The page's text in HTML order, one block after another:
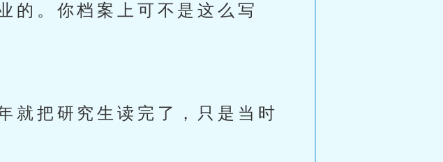
的。你档案上可不是这么写
就把研究生读完了，只是当时